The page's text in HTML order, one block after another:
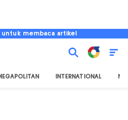
untuk membaca artikel
INTERNATIONAL